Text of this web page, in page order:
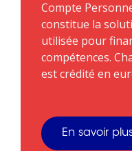
Compte
constitue la
utilisée pour
compétences.
est crédité en
En savoir